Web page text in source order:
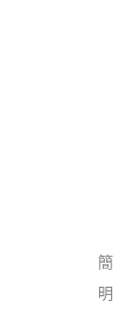
簡
明